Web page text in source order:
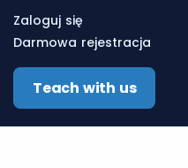
Zaloguj się
Darmowa rejestracja
Teach with us